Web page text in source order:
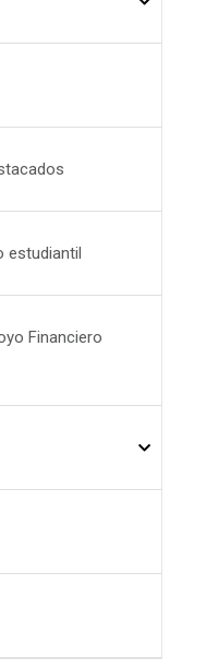
estudiantil
Financiero